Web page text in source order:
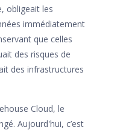
obligeait les
immédiatement
que celles
des risques de
des infrastructures
Cloud, le
Aujourd'hui, c’est